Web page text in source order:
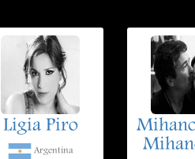
Ligia Piro
Argentina